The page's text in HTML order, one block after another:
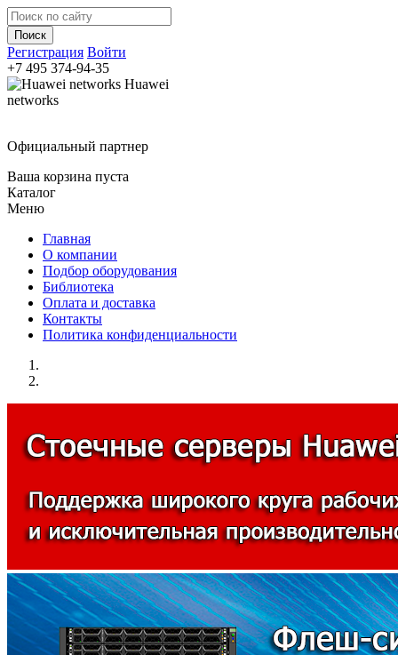
Регистрация Войти
+7 495 374-94-35
Huawei
networks
Официальный партнер
Ваша корзина пуста
Каталог
Меню
Главная
О компании
Подбор оборудования
Библиотека
Оплата и доставка
Контакты
Политика конфиденциальности